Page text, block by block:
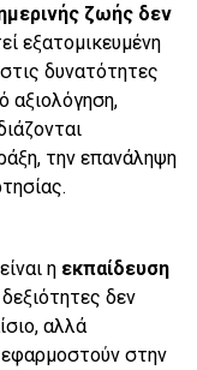
ζωής δεν
εξατομικευμένη
δυνατότητες
αξιολόγηση,
την επανάληψη
η εκπαίδευση
δεν
αλλά
στην